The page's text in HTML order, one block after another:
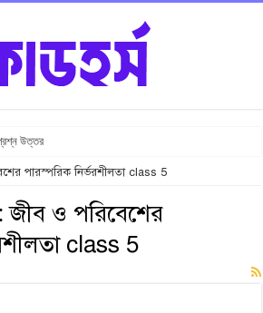
প্রশ্ন উত্তর
পারস্পরিক নির্ভরশীলতা class 5
জীব ও পরিবেশের
class 5